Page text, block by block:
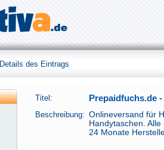
Titel: Prepaidfuchs.de
Beschreibung: Onlineversand für
Handytaschen.
24 Monate
Details des Eintrags